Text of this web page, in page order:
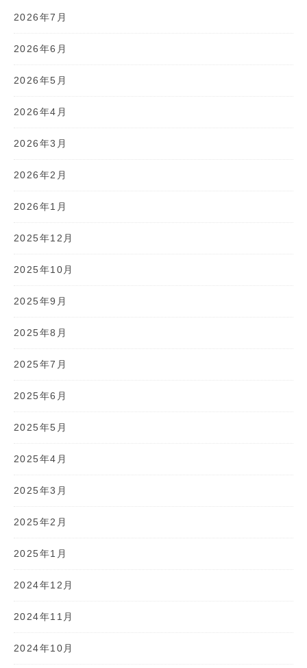
2026年7月
2026年6月
2026年5月
2026年4月
2026年3月
2026年2月
2026年1月
2025年12月
2025年10月
2025年9月
2025年8月
2025年7月
2025年6月
2025年5月
2025年4月
2025年3月
2025年2月
2025年1月
2024年12月
2024年11月
2024年10月